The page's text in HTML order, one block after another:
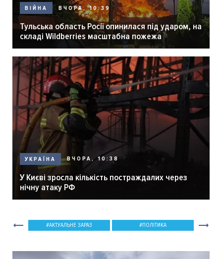
ВІЙНА ВЧОРА, 10:39
Тульська область Росії опинилася під ударом, на
складі Wildberries масштабна пожежа
УКРАЇНА ВЧОРА, 10:38
У Києві зросла кількість постраждалих через
нічну атаку РФ
АКТУАЛЬНЕ ЗАРАЗ ПОЛІТИКА